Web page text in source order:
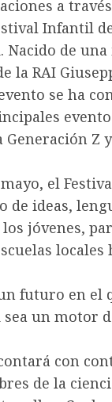
a
Infantil
Nacido de una
la RAI
se ha
Generación Z
el
de ideas,
jóvenes,
futuro en el
un motor
con
de la